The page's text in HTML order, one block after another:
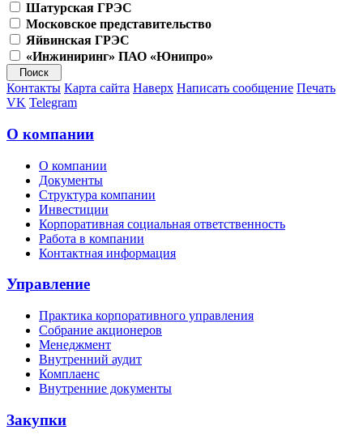
Шатурская ГРЭС
Московское представительство
Яйвинская ГРЭС
«Инжиниринг» ПАО «Юнипро»
Контакты Карта сайта Наверх Написать сообщение Печать
VK Telegram
О компании
О компании
Документы
Структура компании
Инвестиции
Корпоративная социальная ответственность
Работа в компании
Контактная информация
Управление
Практика корпоративного управления
Собрание акционеров
Менеджмент
Внутренний аудит
Комплаенс
Внутренние документы
Закупки